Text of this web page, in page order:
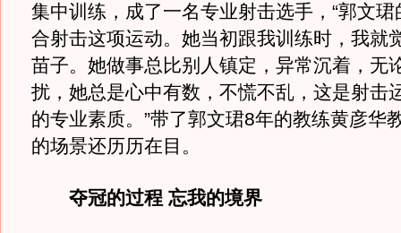
集中训练，成了一名专业射击选手，“郭文
合射击这项运动。她当初跟我训练时，我就
苗子。她做事总比别人镇定，异常沉着，无
扰，她总是心中有数，不慌不乱，这是射击
的专业素质。”带了郭文珺8年的教练黄彦华
的场景还历历在目。
夺冠的过程 忘我的境界